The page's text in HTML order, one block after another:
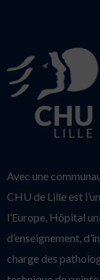
Avec une
CHU de Lille est
l’Europe. Hôpital
d’enseignement,
charge des